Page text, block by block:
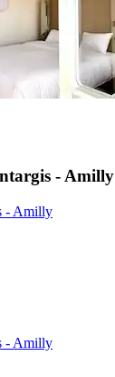
- Amilly
- Amilly
- Amilly